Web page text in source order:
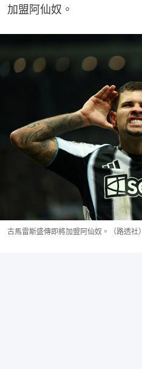
加盟阿仙奴。
古馬雷斯盛傳即將加盟阿仙奴。（路透社）